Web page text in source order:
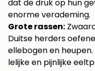
dat de druk op hun
enorme verademing.
Grote rassen:
Duitse herders
ellebogen en
lelijke en pijnlijke